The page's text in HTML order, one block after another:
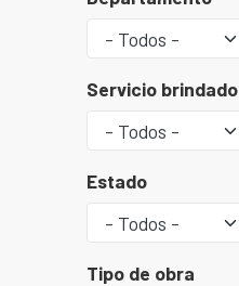
Servicio brindado
Estado
Tipo de obra